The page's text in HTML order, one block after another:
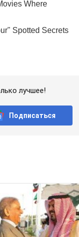
лучшее!
Подписаться